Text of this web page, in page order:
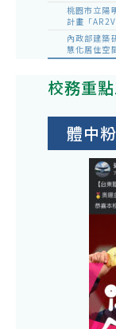
桃園市立陽
計畫「
內政部建築
慧化居住空
校務重
體中